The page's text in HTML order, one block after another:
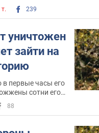
239
уничтожен
зайти на
в первые часы его
сотни его
88